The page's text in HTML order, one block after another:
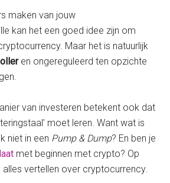
maken van jouw
kan het een goed idee zijn om
Maar het is natuurlijk
en ongereguleerd ten opzichte
van investeren betekent ook dat
moet leren. Want wat is
niet in een Pump & Dump? En ben je
met beginnen met crypto? Op
vertellen over cryptocurrency.